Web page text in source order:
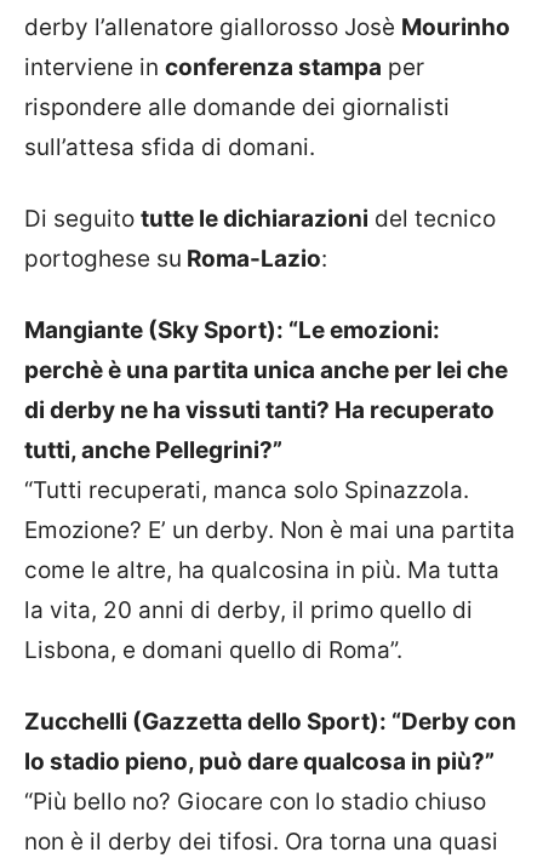
derby l’allenatore giallorosso Josè Mourinho
interviene in conferenza stampa per
rispondere alle domande dei giornalisti
sull’attesa sfida di domani.
Di seguito tutte le dichiarazioni del tecnico
portoghese su Roma-Lazio:
Mangiante (Sky Sport): “Le emozioni:
perchè è una partita unica anche per lei che
di derby ne ha vissuti tanti? Ha recuperato
tutti, anche Pellegrini?”
“Tutti recuperati, manca solo Spinazzola.
Emozione? E’ un derby. Non è mai una partita
come le altre, ha qualcosina in più. Ma tutta
la vita, 20 anni di derby, il primo quello di
Lisbona, e domani quello di Roma”.
Zucchelli (Gazzetta dello Sport): “Derby con
lo stadio pieno, può dare qualcosa in più?”
“Più bello no? Giocare con lo stadio chiuso
non è il derby dei tifosi. Ora torna una quasi